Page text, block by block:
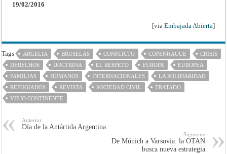
19/02/2016
[via Embajada Abierta]
Tags ARGELIA BRUSELAS CONFLICTO COPENHAGUE
CRISIS
DERECHOS
DOCTRINA EL RESPETO EUROPA
EUROPEA
FAMILIAS
HUMANOS INTERNACIONALES
LA SOLIDARIDAD
REFUGIADOS
REVISTA SOCIEDAD CIVIL
TRATADO
VIEJO CONTINENTE
Anterior
Día de la Antártida Argentina
Siguiente
De Múnich a Varsovia: la OTAN
busca nueva estrategia